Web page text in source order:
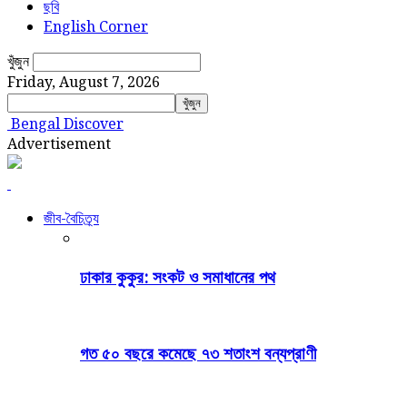
ছবি
English Corner
খুঁজুন
Friday, August 7, 2026
Bengal Discover
Advertisement
জীব-বৈচিত্র্য
ঢাকার কুকুর: সংকট ও সমাধানের পথ
গত ৫০ বছরে কমেছে ৭৩ শতাংশ বন্যপ্রাণী